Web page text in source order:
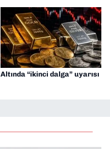
Altında “ikinci dalga” uyarısı